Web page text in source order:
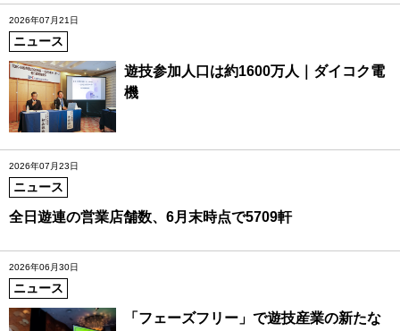
2026年07月21日
ニュース
遊技参加人口は約1600万人｜ダイコク電
機
2026年07月23日
ニュース
全日遊連の営業店舗数、6月末時点で5709軒
2026年06月30日
ニュース
「フェーズフリー」で遊技産業の新たな